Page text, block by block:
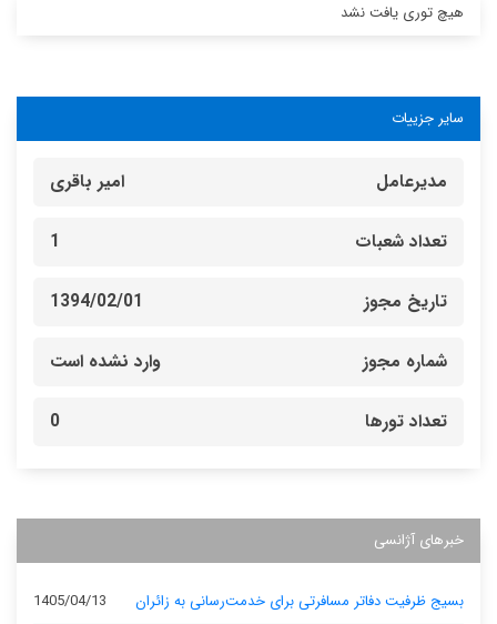
هیچ توری یافت نشد
سایر جزییات
مدیرعامل امیر باقری
تعداد شعبات 1
تاریخ مجوز 1394/02/01
شماره مجوز وارد نشده است
تعداد تورها 0
خبرهای آژانسی
بسیج ظرفیت دفاتر مسافرتی برای خدمت‌رسانی به زائران 1405/04/13